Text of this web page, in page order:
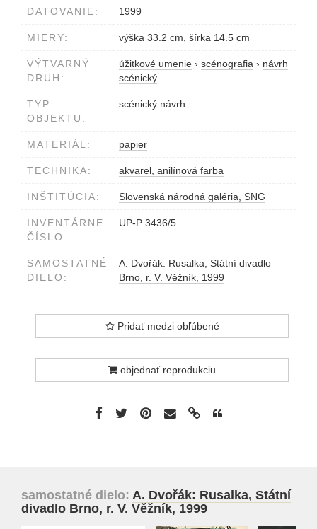
DATOVANIE: 1999
MIERY: výška 33.2 cm, šírka 14.5 cm
VÝTVARNÝ
DRUH:
úžitkové umenie › scénografia › návrh
scénický
TYP
OBJEKTU:
scénický návrh
MATERIÁL: papier
TECHNIKA: akvarel, anilínová farba
INŠTITÚCIA: Slovenská národná galéria, SNG
INVENTÁRNE
ČÍSLO:
UP-P 3436/5
SAMOSTATNÉ
DIELO:
A. Dvořák: Rusalka, Státní divadlo
Brno, r. V. Věžník, 1999
Pridať medzi obľúbené
objednať reprodukciu
samostatné dielo: A. Dvořák: Rusalka, Státní
divadlo Brno, r. V. Věžník, 1999